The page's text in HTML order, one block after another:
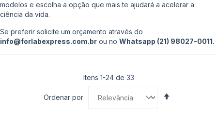
modelos e escolha a opção que mais te ajudará a acelerar a
ciência da vida.
Se preferir solicite um orçamento através do
info@forlabexpress.com.br ou no Whatsapp (21) 98027-0011.
Itens 1-24de 33
Ordenar por